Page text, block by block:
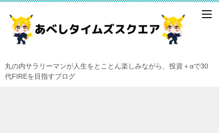
丸の内サラリーマンが人生をとことん楽しみながら、投資＋αで30
代FIREを目指すブログ